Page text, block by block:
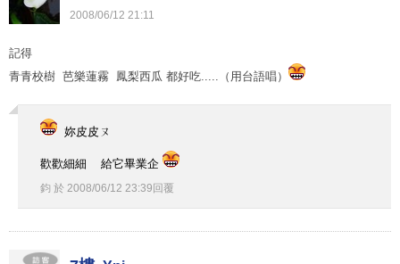
2008/06/12 21:11
記得
青青校樹 芭樂蓮霧 鳳梨西瓜 都好吃.....（用台語唱）
妳皮皮ㄡ
歡歡細細 給它畢業企
鈞 於 2008/06/12 23:39 回覆